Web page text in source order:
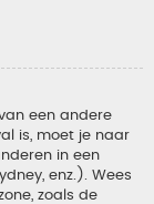
een andere
is, moet je naar
in een
enz.). Wees
zoals de